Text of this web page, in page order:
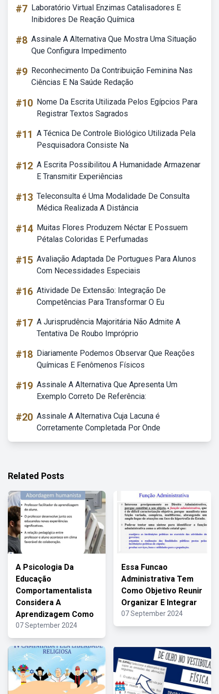
#7 Laboratório Virtual Enzimas Catalisadores E
Inibidores De Reação Química
#8 Assinale A Alternativa Que Mostra Uma Situação
Que Configura Impedimento
#9 Reconhecimento Da Contribuição Feminina Nas
Ciências E Na Saúde Redação
#10 Nome Da Escrita Utilizada Pelos Egípcios Para
Registrar Textos Sagrados
#11 A Técnica De Controle Biológico Utilizada Pela
Pesquisadora Consiste Na
#12 A Escrita Possibilitou A Humanidade Armazenar
E Transmitir Experiências
#13 Teleconsulta é Uma Modalidade De Consulta
Médica Realizada A Distância
#14 Muitas Flores Produzem Néctar E Possuem
Pétalas Coloridas E Perfumadas
#15 Avaliação Adaptada De Portugues Para Alunos
Com Necessidades Especiais
#16 Atividade De Extensão: Integração De
Competências Para Transformar O Eu
#17 A Jurisprudência Majoritária Não Admite A
Tentativa De Roubo Impróprio
#18 Diariamente Podemos Observar Que Reações
Químicas E Fenômenos Físicos
#19 Assinale A Alternativa Que Apresenta Um
Exemplo Correto De Referência:
#20 Assinale A Alternativa Cuja Lacuna é
Corretamente Completada Por Onde
Related Posts
A Psicologia Da
Educação
Comportamentalista
Considera A
Aprendizagem Como
07 September 2024
Essa Funcao
Administrativa Tem
Como Objetivo Reunir
Organizar E Integrar
07 September 2024